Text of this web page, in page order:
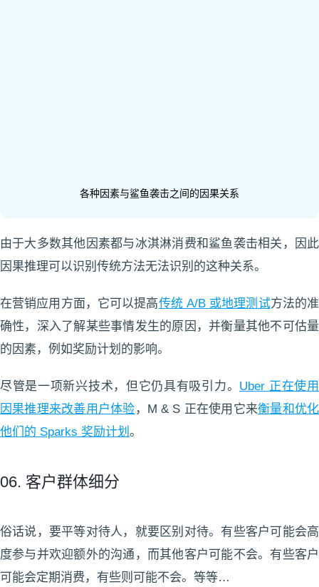
各种因素与鲨鱼袭击之间的因果关系
由于大多数其他因素都与冰淇淋消费和鲨鱼袭击相关，因此
因果推理可以识别传统方法无法识别的这种关系。
在营销应用方面，它可以提高传统 A/B 或地理测试方法的准
确性，深入了解某些事情发生的原因，并衡量其他不可估量
的因素，例如奖励计划的影响。
尽管是一项新兴技术，但它仍具有吸引力。 Uber 正在使用
因果推理来改善用户体验 ，M & S 正在使用它来衡量和优化
他们的 Sparks 奖励计划 。
06. 客户群体细分
俗话说，要平等对待人，就要区别对待。有些客户可能会高
度参与并欢迎额外的沟通，而其他客户可能不会。有些客户
可能会定期消费，有些则可能不会。等等…